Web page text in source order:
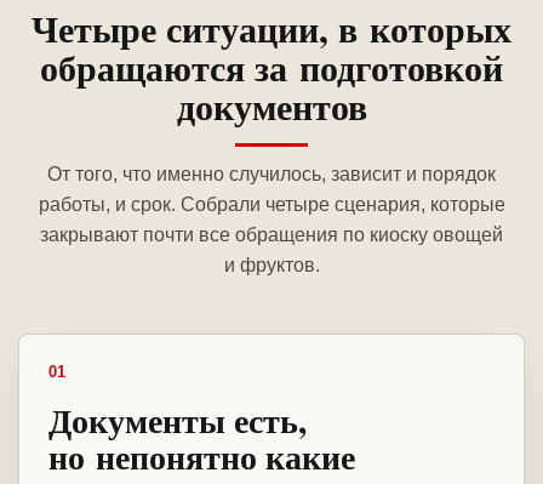
Четыре ситуации, в которых
обращаются за подготовкой
документов
От того, что именно случилось, зависит и порядок
работы, и срок. Собрали четыре сценария, которые
закрывают почти все обращения по киоску овощей
и фруктов.
01
Документы есть,
но непонятно какие